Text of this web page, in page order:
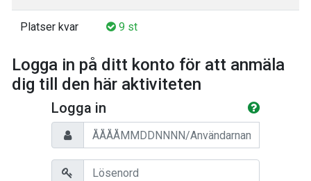
Platser kvar 9 st
Logga in på ditt konto för att anmäla
dig till den här aktiviteten
Logga in
Personnummer/Användarnamn
Lösenord